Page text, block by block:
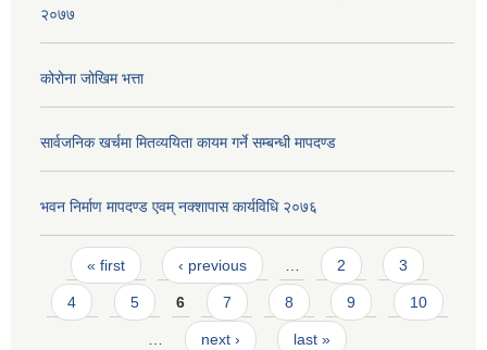
२०७७
कोरोना जोखिम भत्ता
सार्वजनिक खर्चमा मितव्ययिता कायम गर्ने सम्बन्धी मापदण्ड
भवन निर्माण मापदण्ड एवम् नक्शापास कार्यविधि २०७६
Pages
« first ‹ previous … 2 3
4 5 6 7 8 9 10
… next › last »